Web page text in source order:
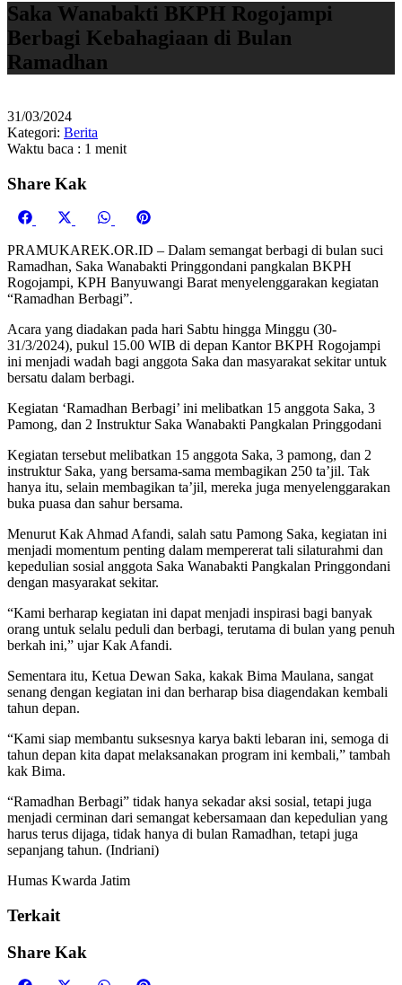
Saka Wanabakti BKPH Rogojampi
Berbagi Kebahagiaan di Bulan
Ramadhan
31/03/2024
Kategori: Berita
Waktu baca : 1 menit
Share Kak
Share
FacebookShare
Share
WhatsApp
Share
PRAMUKAREK.OR.ID – Dalam semangat berbagi di bulan suci
Ramadhan, Saka Wanabakti Pringgondani pangkalan BKPH
Rogojampi, KPH Banyuwangi Barat menyelenggarakan kegiatan
“Ramadhan Berbagi”.
Acara yang diadakan pada hari Sabtu hingga Minggu (30-
31/3/2024), pukul 15.00 WIB di depan Kantor BKPH Rogojampi
ini menjadi wadah bagi anggota Saka dan masyarakat sekitar untuk
bersatu dalam berbagi.
Kegiatan ‘Ramadhan Berbagi’ ini melibatkan 15 anggota Saka, 3
Pamong, dan 2 Instruktur Saka Wanabakti Pangkalan Pringgodani
Kegiatan tersebut melibatkan 15 anggota Saka, 3 pamong, dan 2
instruktur Saka, yang bersama-sama membagikan 250 ta’jil. Tak
hanya itu, selain membagikan ta’jil, mereka juga menyelenggarakan
buka puasa dan sahur bersama.
Menurut Kak Ahmad Afandi, salah satu Pamong Saka, kegiatan ini
menjadi momentum penting dalam mempererat tali silaturahmi dan
kepedulian sosial anggota Saka Wanabakti Pangkalan Pringgondani
dengan masyarakat sekitar.
“Kami berharap kegiatan ini dapat menjadi inspirasi bagi banyak
orang untuk selalu peduli dan berbagi, terutama di bulan yang penuh
berkah ini,” ujar Kak Afandi.
Sementara itu, Ketua Dewan Saka, kakak Bima Maulana, sangat
senang dengan kegiatan ini dan berharap bisa diagendakan kembali
tahun depan.
“Kami siap membantu suksesnya karya bakti lebaran ini, semoga di
tahun depan kita dapat melaksanakan program ini kembali,” tambah
kak Bima.
“Ramadhan Berbagi” tidak hanya sekadar aksi sosial, tetapi juga
menjadi cerminan dari semangat kebersamaan dan kepedulian yang
harus terus dijaga, tidak hanya di bulan Ramadhan, tetapi juga
sepanjang tahun. (Indriani)
Humas Kwarda Jatim
Terkait
Share Kak